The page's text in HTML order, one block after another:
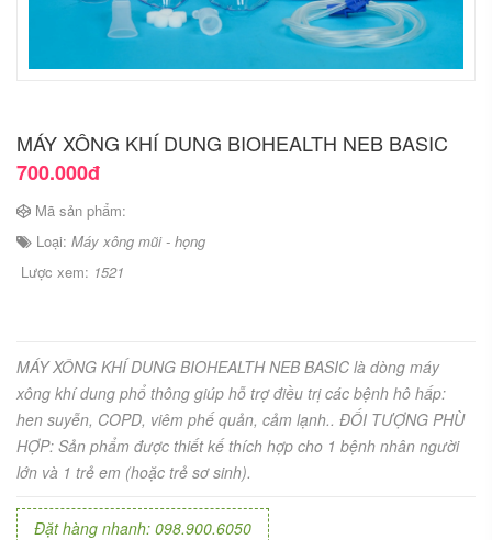
MÁY XÔNG KHÍ DUNG BIOHEALTH NEB BASIC
700.000đ
Mã sản phẩm:
Loại: Máy xông mũi - họng
Lược xem: 1521
MÁY XÔNG KHÍ DUNG BIOHEALTH NEB BASIC là dòng máy
xông khí dung phổ thông giúp hỗ trợ điều trị các bệnh hô hấp:
hen suyễn, COPD, viêm phế quản, cảm lạnh.. ĐỐI TƯỢNG PHÙ
HỢP: Sản phẩm được thiết kế thích hợp cho 1 bệnh nhân người
lớn và 1 trẻ em (hoặc trẻ sơ sinh).
Đặt hàng nhanh: 098.900.6050